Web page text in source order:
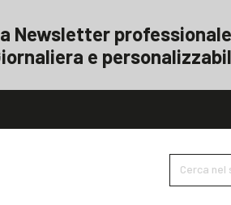
Newsletter professionale
e
Cerca nel